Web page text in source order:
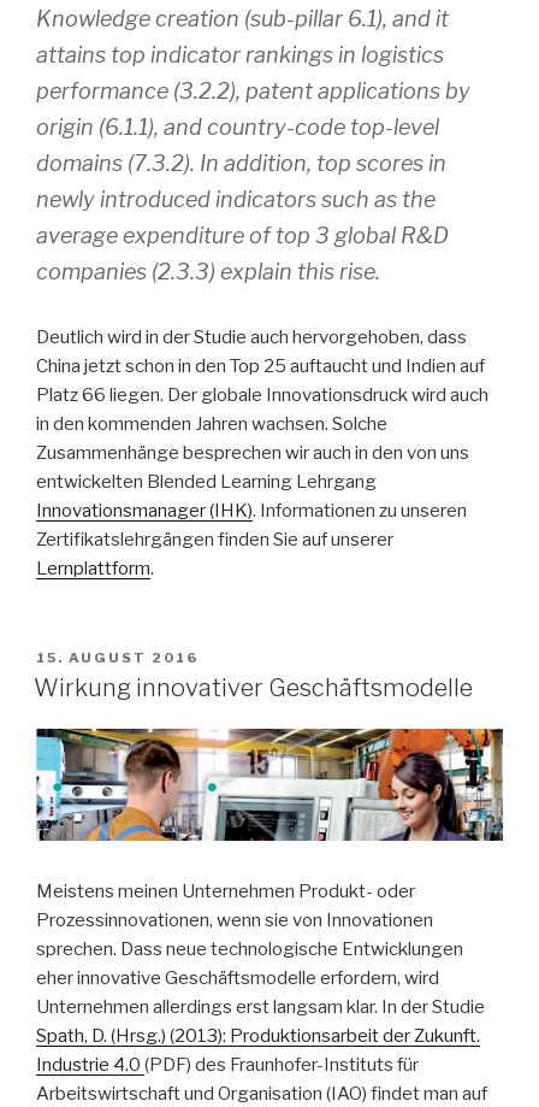
Knowledge creation (sub-pillar 6.1), and it
attains top indicator rankings in logistics
performance (3.2.2), patent applications by
origin (6.1.1), and country-code top-level
domains (7.3.2). In addition, top scores in
newly introduced indicators such as the
average expenditure of top 3 global R&D
companies (2.3.3) explain this rise.
Deutlich wird in der Studie auch hervorgehoben, dass
China jetzt schon in den Top 25 auftaucht und Indien auf
Platz 66 liegen. Der globale Innovationsdruck wird auch
in den kommenden Jahren wachsen. Solche
Zusammenhänge besprechen wir auch in den von uns
entwickelten Blended Learning Lehrgang
Innovationsmanager (IHK). Informationen zu unseren
Zertifikatslehrgängen finden Sie auf unserer
Lernplattform.
VERÖFFENTLICHT
AM
15. AUGUST 2016
Wirkung innovativer Geschäftsmodelle
Meistens meinen Unternehmen Produkt- oder
Prozessinnovationen, wenn sie von Innovationen
sprechen. Dass neue technologische Entwicklungen
eher innovative Geschäftsmodelle erfordern, wird
Unternehmen allerdings erst langsam klar. In der Studie
Spath, D. (Hrsg.) (2013): Produktionsarbeit der Zukunft.
Industrie 4.0 (PDF) des Fraunhofer-Instituts für
Arbeitswirtschaft und Organisation (IAO) findet man auf